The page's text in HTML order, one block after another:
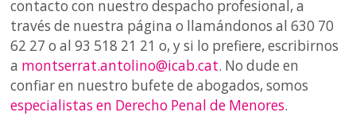
contacto con nuestro despacho profesional, a
través de nuestra página o llamándonos al 630 70
62 27 o al 93 518 21 21 o, y si lo prefiere, escribirnos
a montserrat.antolino@icab.cat. No dude en
confiar en nuestro bufete de abogados, somos
especialistas en Derecho Penal de Menores.